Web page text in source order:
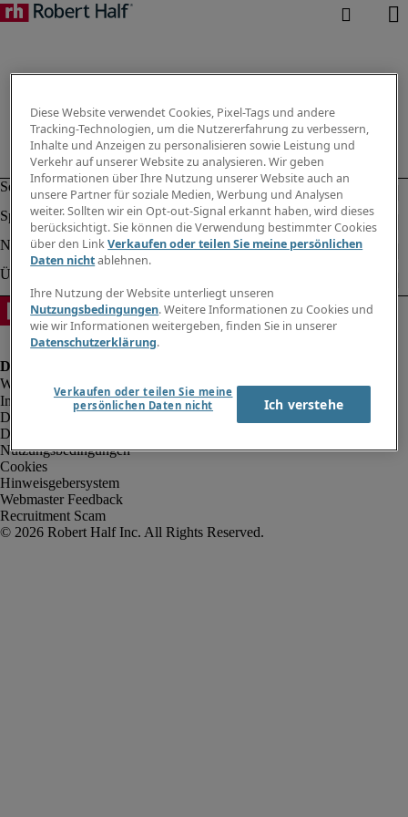
Impressum
Datenschutz
Datenschutz Arbeitnehmer/Zeitarbeitskräfte
Nutzungsbedingungen
Cookies
Hinweisgebersystem
Webmaster Feedback
Recruitment Scam
Diese Website verwendet Cookies, Pixel-Tags und andere
Tracking-Technologien, um die Nutzererfahrung zu verbessern,
Inhalte und Anzeigen zu personalisieren sowie Leistung und
Verkehr auf unserer Website zu analysieren. Wir geben
Informationen über Ihre Nutzung unserer Website auch an
unsere Partner für soziale Medien, Werbung und Analysen
weiter. Sollten wir ein Opt-out-Signal erkannt haben, wird dieses
berücksichtigt. Sie können die Verwendung bestimmter Cookies
über den LinkVerkaufen oder teilen Sie meine persönlichen
Daten nichtablehnen.
Ihre Nutzung der Website unterliegt unseren
Nutzungsbedingungen. Weitere Informationen zu Cookies und
wie wir Informationen weitergeben, finden Sie in unserer
Datenschutzerklärung.
Verkaufen oder teilen Sie meine
persönlichen Daten nicht
Ich verstehe